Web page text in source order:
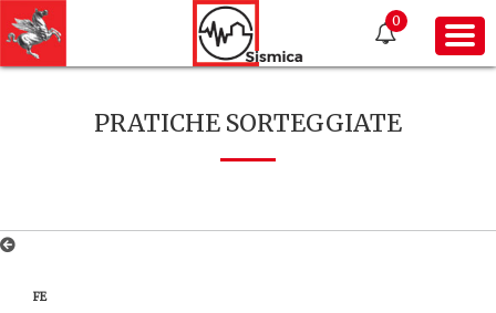
0
PRATICHE SORTEGGIATE
FE